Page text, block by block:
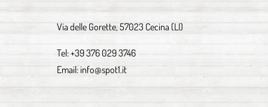
Via delle Gorette, 57023 Cecina (LI)
Tel:+39 376 029 3746
Email: info@spot1.it